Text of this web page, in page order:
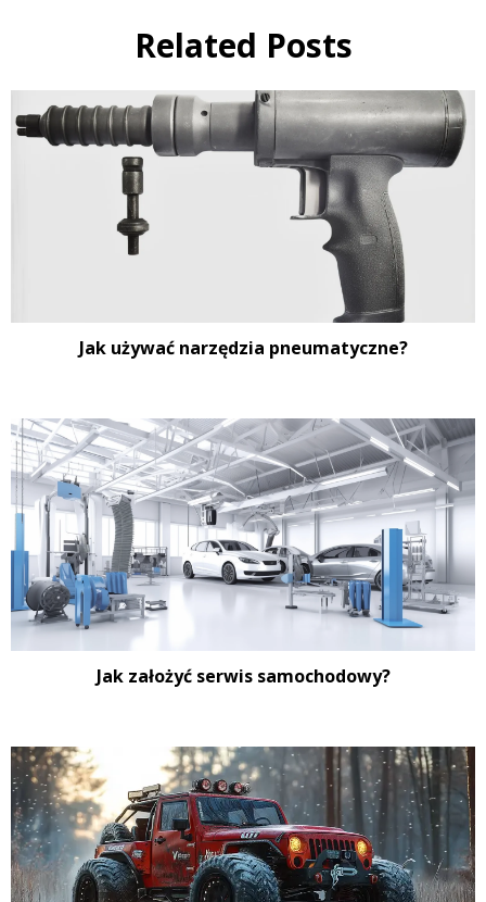
Related Posts
Jak używać narzędzia pneumatyczne?
Jak założyć serwis samochodowy?